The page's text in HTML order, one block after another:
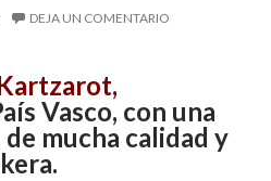
DEJA UN COMENTARIO
Vasco, con una
mucha calidad y